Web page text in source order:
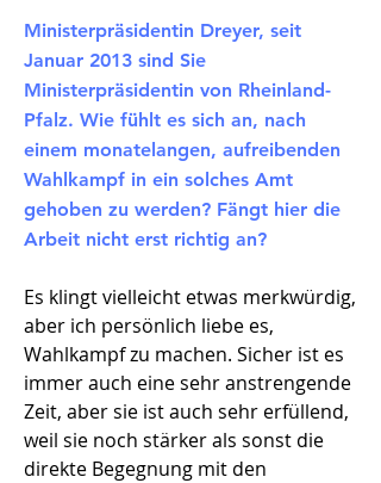
Ministerpräsidentin Dreyer, seit
Januar 2013 sind Sie
Ministerpräsidentin von Rheinland-
Pfalz. Wie fühlt es sich an, nach
einem monatelangen, aufreibenden
Wahlkampf in ein solches Amt
gehoben zu werden? Fängt hier die
Arbeit nicht erst richtig an?
Es klingt vielleicht etwas merkwürdig,
aber ich persönlich liebe es,
Wahlkampf zu machen. Sicher ist es
immer auch eine sehr anstrengende
Zeit, aber sie ist auch sehr erfüllend,
weil sie noch stärker als sonst die
direkte Begegnung mit den